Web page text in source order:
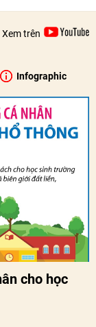
Xem trên
Infographic
cho học